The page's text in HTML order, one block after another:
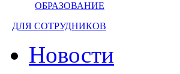
ОБРАЗОВАНИЕ
ДЛЯ СОТРУДНИКОВ
Новости